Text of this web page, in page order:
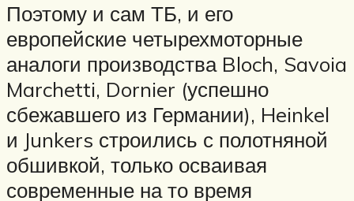
Поэтому и сам ТБ, и его
европейские четырехмоторные
аналоги производства Bloch, Savoia
Marchetti, Dornier (успешно
сбежавшего из Германии), Heinkel
и Junkers строились с полотняной
обшивкой, только осваивая
современные на то время